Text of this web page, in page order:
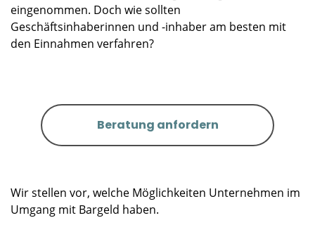
eingenommen. Doch wie sollten
Geschäftsinhaberinnen und -inhaber am besten mit
den Einnahmen verfahren?
Beratung anfordern
Wir stellen vor, welche Möglichkeiten Unternehmen im
Umgang mit Bargeld haben.